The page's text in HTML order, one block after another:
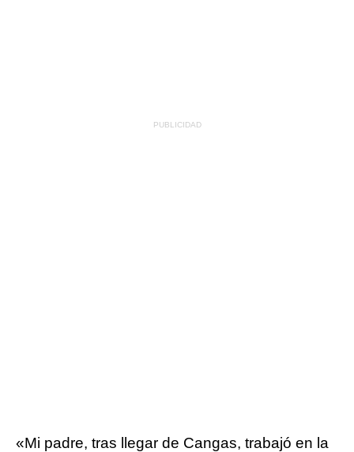
«Mi padre, tras llegar de Cangas, trabajó en la